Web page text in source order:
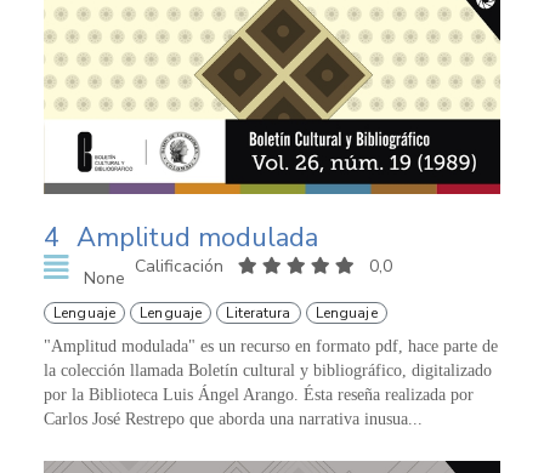
4 Amplitud modulada
None
Calificación 0,0
Lenguaje Lenguaje Literatura Lenguaje
"Amplitud modulada" es un recurso en formato pdf, hace parte de
la colección llamada Boletín cultural y bibliográfico, digitalizado
por la Biblioteca Luis Ángel Arango. Ésta reseña realizada por
Carlos José Restrepo que aborda una narrativa inusua...